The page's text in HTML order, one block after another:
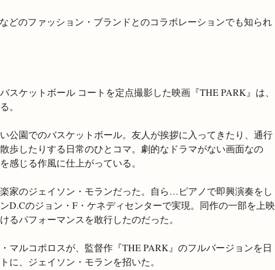
などのファッション・ブランドとのコラボレーションでも知られ
スケットボール コートを定点撮影した映画『THE PARK』は、
。
公園でのバスケットボール。友人が挨拶に入ってきたり、通行
歩したりする日常のひとコマ。劇的なドラマがない画面なの
感じる作風に仕上がっている。
家のジェイソン・モランだった。自ら…ピアノで即興演奏をし
D.Cのジョン・F・ケネディセンターで実現。同作の一部を上映
るパフォーマンスを敢行したのだった。
マルコポロスが、監督作『THE PARK』のフルバージョンを日
に、ジェイソン・モランを招いた。